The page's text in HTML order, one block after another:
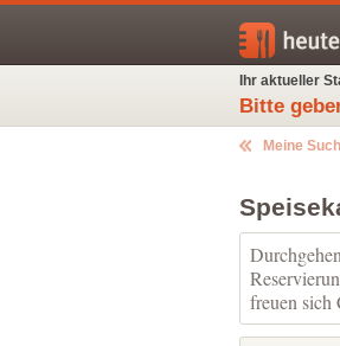
Ihr aktueller
Bitte
Meine
freuen sich